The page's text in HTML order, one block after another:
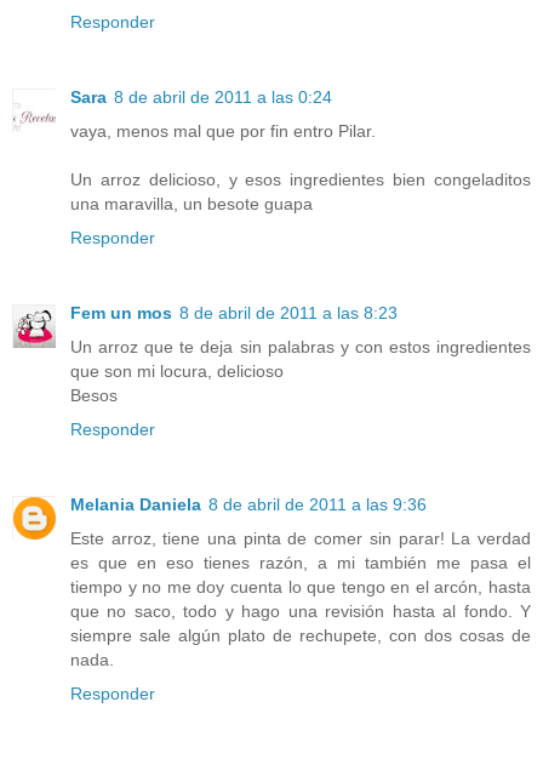
Responder
Sara 8 de abril de 2011 a las 0:24
vaya, menos mal que por fin entro Pilar.
Un arroz delicioso, y esos ingredientes bien congeladitos
una maravilla, un besote guapa
Responder
Fem un mos 8 de abril de 2011 a las 8:23
Un arroz que te deja sin palabras y con estos ingredientes
que son mi locura, delicioso
Besos
Responder
Melania Daniela 8 de abril de 2011 a las 9:36
Este arroz, tiene una pinta de comer sin parar! La verdad
es que en eso tienes razón, a mi también me pasa el
tiempo y no me doy cuenta lo que tengo en el arcón, hasta
que no saco, todo y hago una revisión hasta al fondo. Y
siempre sale algún plato de rechupete, con dos cosas de
nada.
Responder